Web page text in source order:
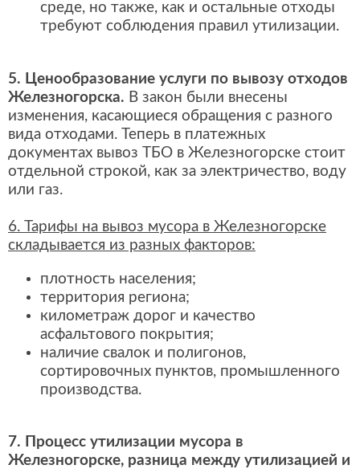
среде, но также, как и остальные отходы
требуют соблюдения правил утилизации.
5. Ценообразование услуги по вывозу отходов
Железногорска. В закон были внесены
изменения, касающиеся обращения с разного
вида отходами. Теперь в платежных
документах вывоз ТБО в Железногорске стоит
отдельной строкой, как за электричество, воду
или газ.
6. Тарифы на вывоз мусора в Железногорске
складывается из разных факторов:
плотность населения;
территория региона;
километраж дорог и качество
асфальтового покрытия;
наличие свалок и полигонов,
сортировочных пунктов, промышленного
производства.
7. Процесс утилизации мусора в
Железногорске, разница между утилизацией и